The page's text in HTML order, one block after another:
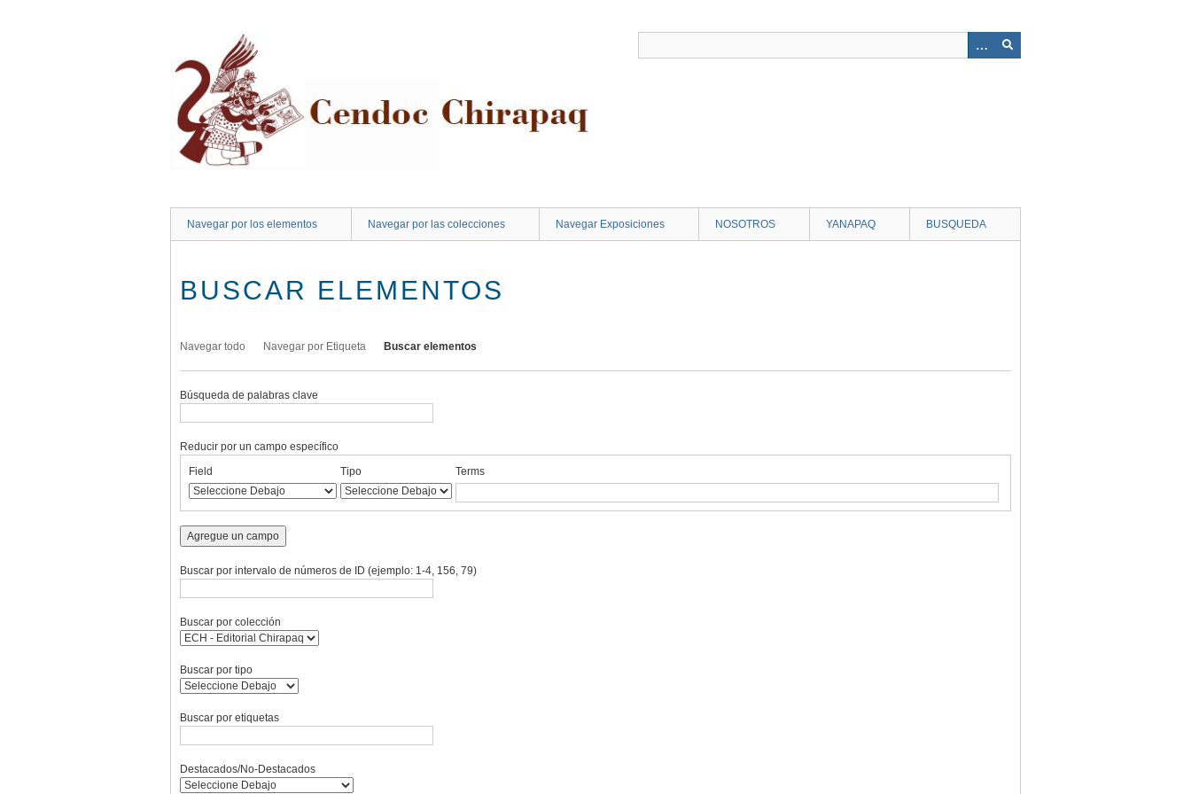
Navegar por los elementos Navegar por las colecciones Navegar Exposiciones NOSOTROS YANAPAQ BUSQUEDA
BUSCAR ELEMENTOS
Navegar todo Navegar por Etiqueta Buscar elementos
Búsqueda de palabras clave
rows
in
"Reducir
por
campo
Reducir por un campo específico
de
búsqueda
de
búsqueda
de
búsqueda
de
Búsqueda
Field Tipo Terms
Agregue un campo
Buscar por intervalo de números de ID (ejemplo: 1-4, 156, 79)
Buscar por colección
Buscar por tipo
Buscar por etiquetas
Destacados/No-Destacados